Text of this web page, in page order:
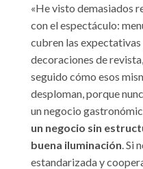
«He visto demasiados
con el espectáculo:
cubren las
decoraciones de
seguido cómo esos
desploman, porque
un negocio
un negocio sin
buena iluminación. Si
estandarizada y